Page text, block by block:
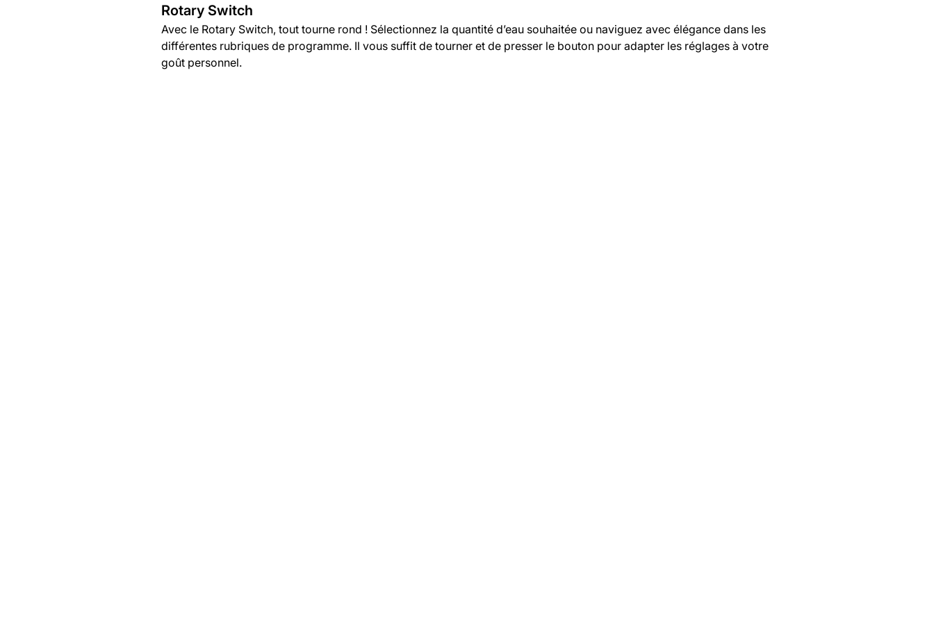
Rotary Switch
Avec le Rotary Switch, tout tourne rond ! Sélectionnez la quantité d’eau souhaitée ou naviguez avec élégance dans les
différentes rubriques de programme. Il vous suffit de tourner et de presser le bouton pour adapter les réglages à votre
goût personnel.